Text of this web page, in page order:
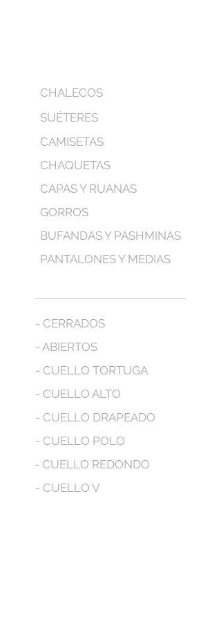
CHALECOS
SUÉTERES
CAMISETAS
CHAQUETAS
CAPAS Y RUANAS
GORROS
BUFANDAS Y PASHMINAS
PANTALONES Y MEDIAS
- CERRADOS
- ABIERTOS
- CUELLO TORTUGA
- CUELLO ALTO
- CUELLO DRAPEADO
- CUELLO POLO
- CUELLO REDONDO
- CUELLO V